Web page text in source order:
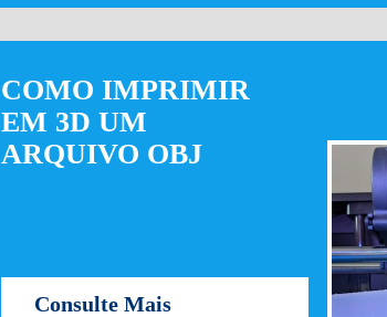
COMO IMPRIMIR
EM 3D UM
ARQUIVO OBJ
Consulte Mais